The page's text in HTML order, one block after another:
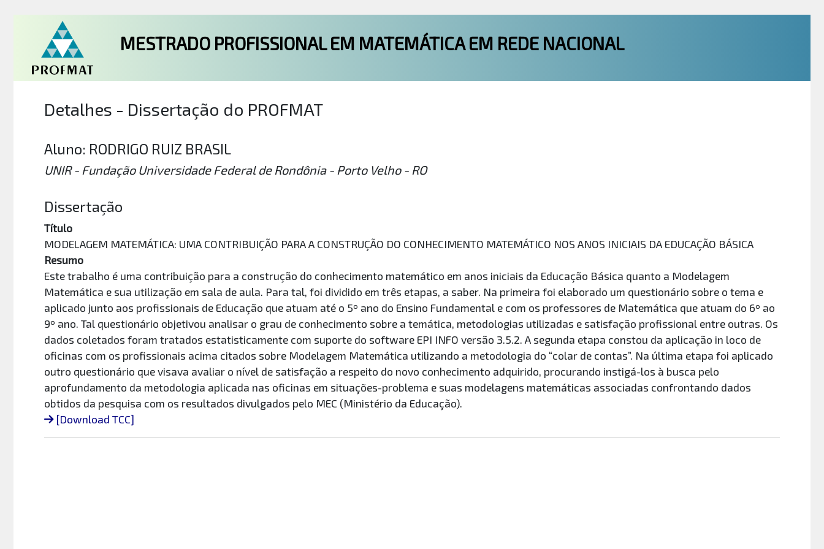
MESTRADO PROFISSIONAL EM MATEMÁTICA EM REDE NACIONAL
Detalhes - Dissertação do PROFMAT
Aluno: RODRIGO RUIZ BRASIL
UNIR - Fundação Universidade Federal de Rondônia - Porto Velho - RO
Dissertação
Título
MODELAGEM MATEMÁTICA: UMA CONTRIBUIÇÃO PARA A CONSTRUÇÃO DO CONHECIMENTO MATEMÁTICO NOS ANOS INICIAIS DA EDUCAÇÃO BÁSICA
Resumo
Este trabalho é uma contribuição para a construção do conhecimento matemático em anos iniciais da Educação Básica quanto a Modelagem
Matemática e sua utilização em sala de aula. Para tal, foi dividido em três etapas, a saber. Na primeira foi elaborado um questionário sobre o tema e
aplicado junto aos profissionais de Educação que atuam até o 5º ano do Ensino Fundamental e com os professores de Matemática que atuam do 6º ao
9º ano. Tal questionário objetivou analisar o grau de conhecimento sobre a temática, metodologias utilizadas e satisfação profissional entre outras. Os
dados coletados foram tratados estatisticamente com suporte do software EPI INFO versão 3.5.2. A segunda etapa constou da aplicação in loco de
oficinas com os profissionais acima citados sobre Modelagem Matemática utilizando a metodologia do “colar de contas”. Na última etapa foi aplicado
outro questionário que visava avaliar o nível de satisfação a respeito do novo conhecimento adquirido, procurando instigá-los à busca pelo
aprofundamento da metodologia aplicada nas oficinas em situações-problema e suas modelagens matemáticas associadas confrontando dados
obtidos da pesquisa com os resultados divulgados pelo MEC (Ministério da Educação).
[Download TCC]